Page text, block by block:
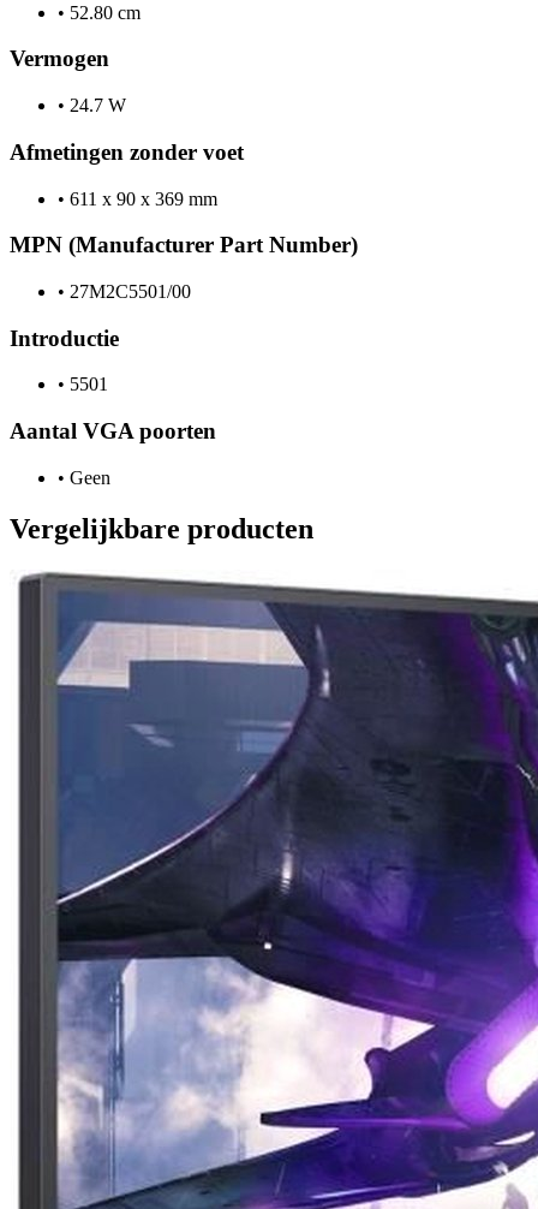
• 52.80 cm
Vermogen
• 24.7 W
Afmetingen zonder voet
• 611 x 90 x 369 mm
MPN (Manufacturer Part Number)
• 27M2C5501/00
Introductie
• 5501
Aantal VGA poorten
• Geen
Vergelijkbare producten